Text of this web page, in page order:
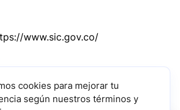
www.sic.gov.co/
cookies para mejorar tu
según nuestros términos y